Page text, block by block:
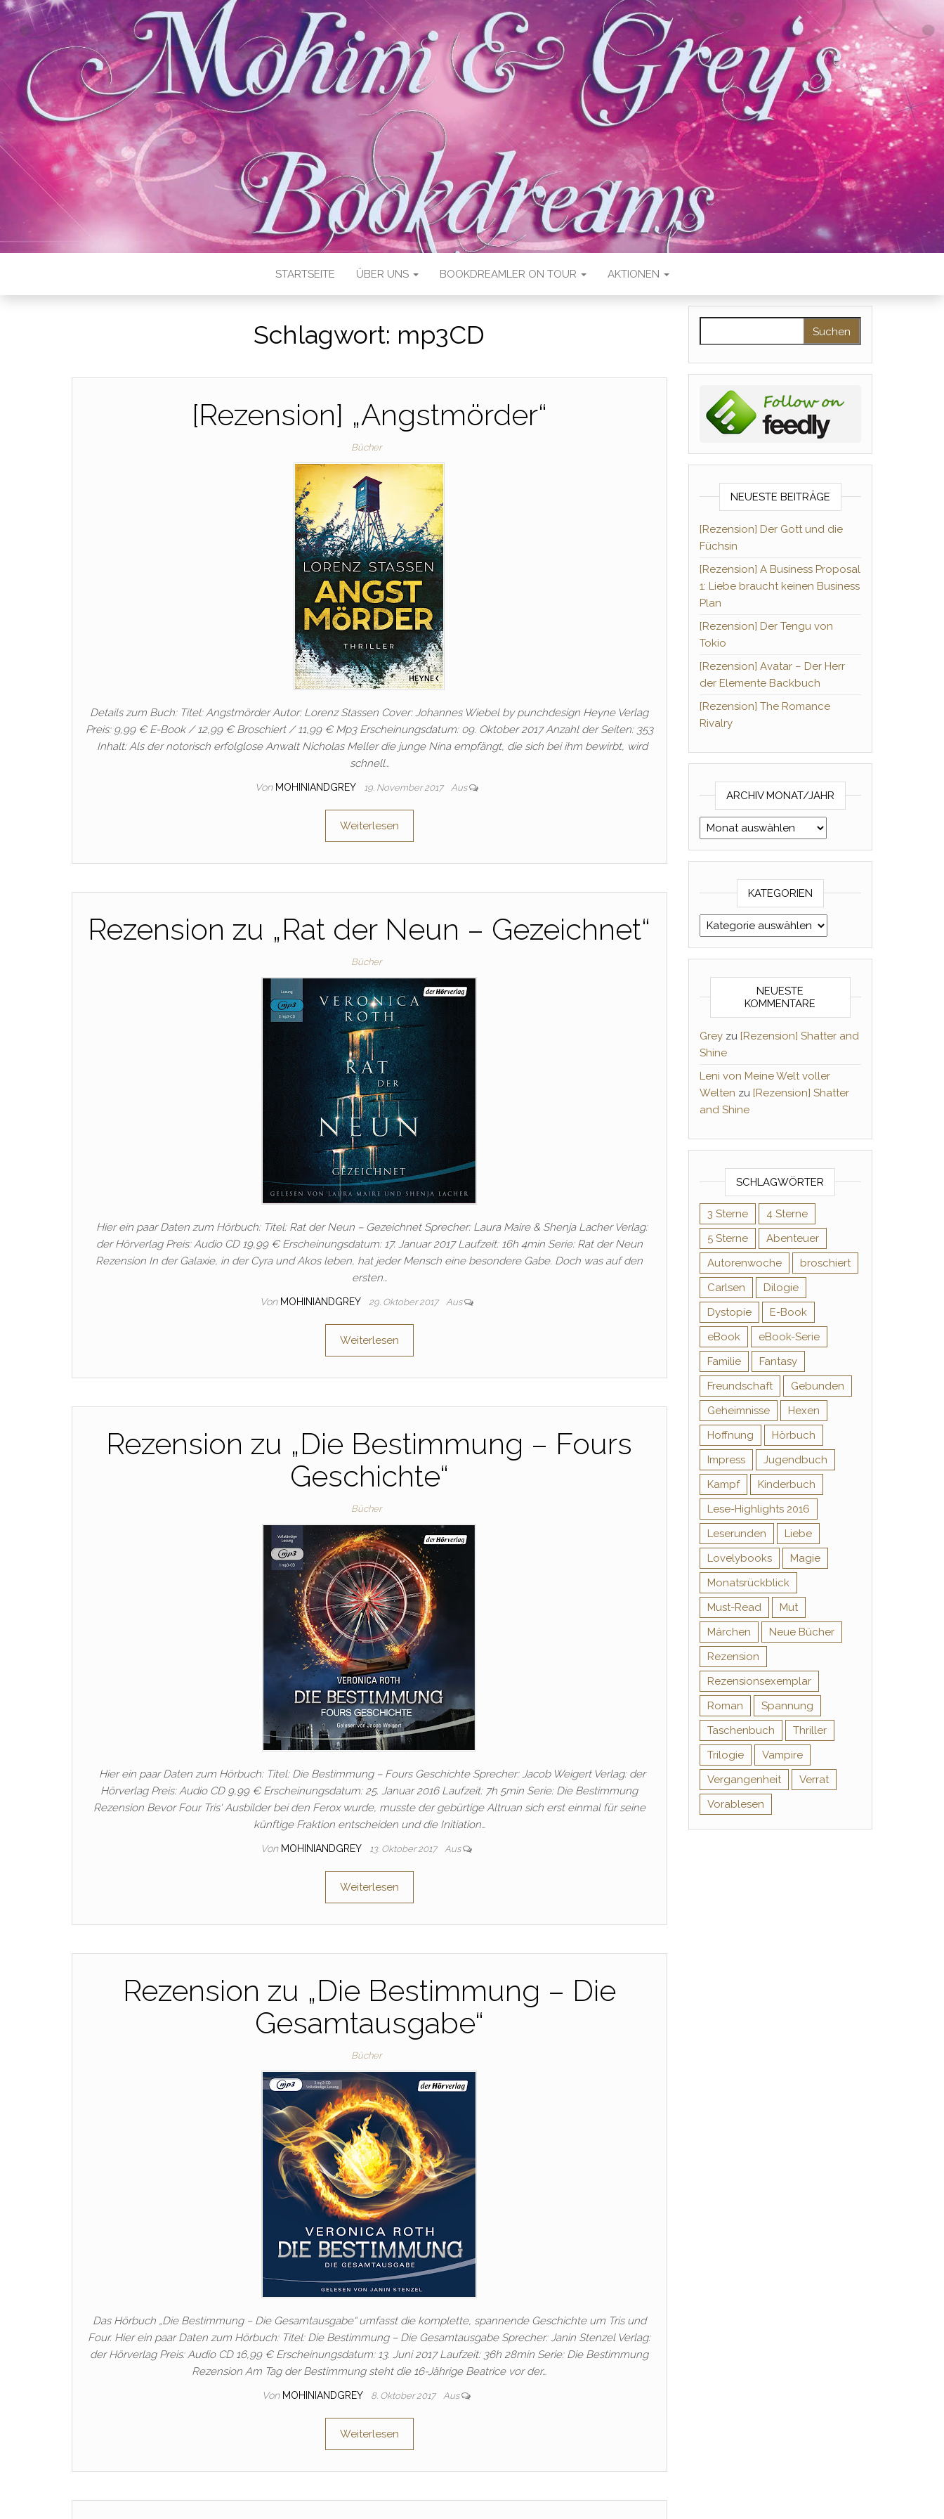
STARTSEITE ÜBER UNS BOOKDREAMLER ON TOUR AKTIONEN
Schlagwort: mp3CD
[Rezension] „Angstmörder“
Bücher
Details zum Buch: Titel: Angstmörder Autor: Lorenz Stassen Cover: Johannes Wiebel by punchdesign Heyne Verlag
Preis: 9,99 € E-Book / 12,99 € Broschiert / 11,99 € Mp3 Erscheinungsdatum: 09. Oktober 2017 Anzahl der Seiten: 353
Inhalt: Als der notorisch erfolglose Anwalt Nicholas Meller die junge Nina empfängt, die sich bei ihm bewirbt, wird
schnell…
Von MOHINIANDGREY 19. November 2017 Aus
Weiterlesen
Rezension zu „Rat der Neun – Gezeichnet“
Bücher
Hier ein paar Daten zum Hörbuch: Titel: Rat der Neun – Gezeichnet Sprecher: Laura Maire & Shenja Lacher Verlag:
der Hörverlag Preis: Audio CD 19,99 € Erscheinungsdatum: 17. Januar 2017 Laufzeit: 16h 4min Serie: Rat der Neun
Rezension In der Galaxie, in der Cyra und Akos leben, hat jeder Mensch eine besondere Gabe. Doch was auf den
ersten…
Von MOHINIANDGREY 29. Oktober 2017 Aus
Weiterlesen
Rezension zu „Die Bestimmung – Fours
Geschichte“
Bücher
Hier ein paar Daten zum Hörbuch: Titel: Die Bestimmung – Fours Geschichte Sprecher: Jacob Weigert Verlag: der
Hörverlag Preis: Audio CD 9,99 € Erscheinungsdatum: 25. Januar 2016 Laufzeit: 7h 5min Serie: Die Bestimmung
Rezension Bevor Four Tris‘ Ausbilder bei den Ferox wurde, musste der gebürtige Altruan sich erst einmal für seine
künftige Fraktion entscheiden und die Initiation…
Von MOHINIANDGREY 13. Oktober 2017 Aus
Weiterlesen
Rezension zu „Die Bestimmung – Die
Gesamtausgabe“
Bücher
Das Hörbuch „Die Bestimmung – Die Gesamtausgabe“ umfasst die komplette, spannende Geschichte um Tris und
Four. Hier ein paar Daten zum Hörbuch: Titel: Die Bestimmung – Die Gesamtausgabe Sprecher: Janin Stenzel Verlag:
der Hörverlag Preis: Audio CD 16,99 € Erscheinungsdatum: 13. Juni 2017 Laufzeit: 36h 28min Serie: Die Bestimmung
Rezension Am Tag der Bestimmung steht die 16-Jährige Beatrice vor der…
Von MOHINIANDGREY 8. Oktober 2017 Aus
Weiterlesen
NEUESTE BEITRÄGE
[Rezension] Der Gott und die
Füchsin
[Rezension] A Business Proposal
1: Liebe braucht keinen Business
Plan
[Rezension] Der Tengu von
Tokio
[Rezension] Avatar – Der Herr
der Elemente Backbuch
[Rezension] The Romance
Rivalry
ARCHIV MONAT/JAHR
Archiv Monat/Jahr
KATEGORIEN
Kategorien
NEUESTE
KOMMENTARE
Greyzu [Rezension] Shatter and
Shine
Leni von Meine Welt voller
Welten zu [Rezension] Shatter
and Shine
SCHLAGWÖRTER
3 Sterne
4 Sterne
5 Sterne
Abenteuer
Autorenwoche
broschiert
Carlsen
Dilogie
Dystopie
E-Book
eBook
eBook-Serie
Familie
Fantasy
Freundschaft
Gebunden
Geheimnisse
Hexen
Hoffnung
Hörbuch
Impress
Jugendbuch
Kampf
Kinderbuch
Lese-Highlights 2016
Leserunden
Liebe
Lovelybooks
Magie
Monatsrückblick
Must-Read
Mut
Märchen
Neue Bücher
Rezension
Rezensionsexemplar
Roman
Spannung
Taschenbuch
Thriller
Trilogie
Vampire
Vergangenheit
Verrat
Vorablesen